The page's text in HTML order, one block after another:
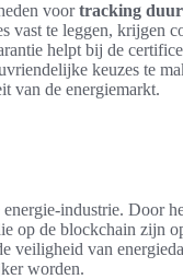
voortracking
vast te leggen, krijgen
helpt bij de
keuzes te
van de energiemarkt.
industrie. Door
op de blockchain zijn
veiligheid van
worden.